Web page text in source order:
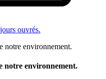
ouvrés.
notre environnement.